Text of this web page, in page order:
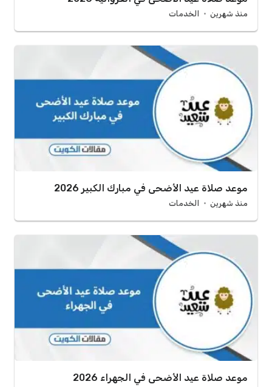
منذ شهرين الخدمات
موعد صلاة عيد الأضحى في مبارك الكبير 2026
منذ شهرين الخدمات
موعد صلاة عيد الأضحى في الجهراء 2026